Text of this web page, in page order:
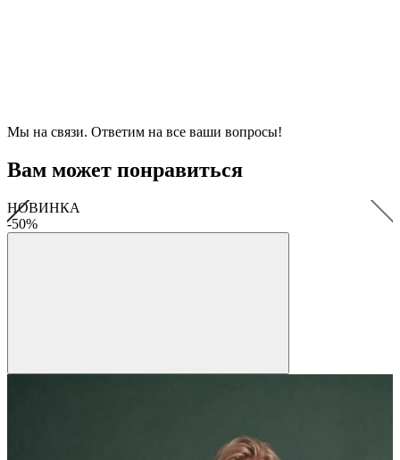
Мы на связи. Ответим на все ваши вопросы!
Вам может понравиться
НОВИНКА
-50%